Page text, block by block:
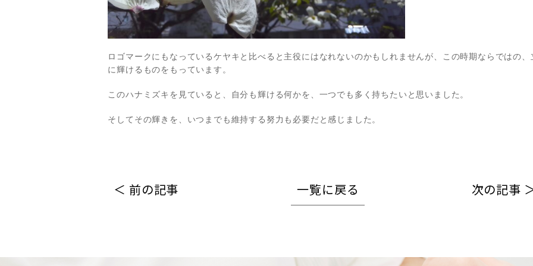
ロゴマークにもなっているケヤキと比べると主役にはなれないのかもしれませんが、この時期ならではの、
に輝けるものをもっています。
このハナミズキを見ていると、自分も輝ける何かを、一つでも多く持ちたいと思いました。
そしてその輝きを、いつまでも維持する努力も必要だと感じました。
＜ 前の記事 一覧に戻る 次の記事